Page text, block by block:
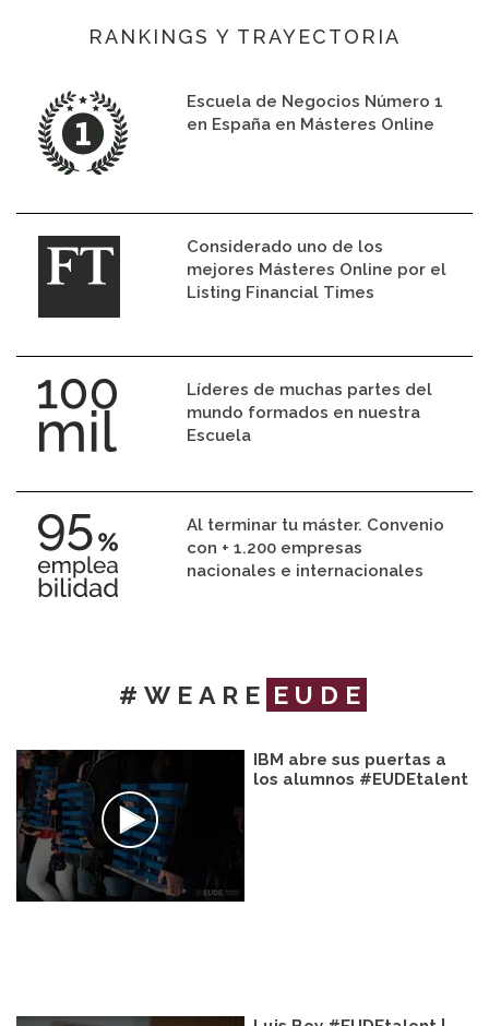
RANKINGS Y TRAYECTORIA
Escuela de Negocios Número 1
en España en Másteres Online
Considerado uno de los
mejores Másteres Online por el
Listing Financial Times
Líderes de muchas partes del
mundo formados en nuestra
Escuela
Al terminar tu máster. Convenio
con + 1.200 empresas
nacionales e internacionales
#WEARE EUDE
IBM abre sus puertas a
los alumnos #EUDEtalent